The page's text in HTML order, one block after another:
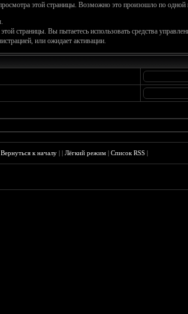
этой страницы. Возможно это произошло по
страницы. Вы пытаетесь использовать средства
или ожидает активации.
Вернуться к началу ||Лёгкий режим |Список RSS |